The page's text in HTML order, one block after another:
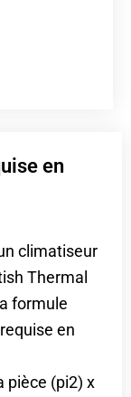
en
climatiseur
Thermal
formule
en
pièce (pi2) x